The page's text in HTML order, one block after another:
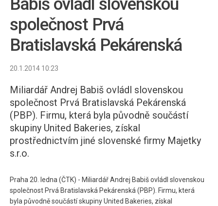
společnost Prvá
Bratislavská Pekárenská
20.1.2014 10:23
Miliardář Andrej Babiš ovládl slovenskou
společnost Prvá Bratislavská Pekárenská
(PBP). Firmu, která byla původně součástí
skupiny United Bakeries, získal
prostřednictvím jiné slovenské firmy Majetky
s.r.o.
Praha 20. ledna (ČTK) - Miliardář Andrej Babiš ovládl slovenskou
společnost Prvá Bratislavská Pekárenská (PBP). Firmu, která
byla původně součástí skupiny United Bakeries, získal